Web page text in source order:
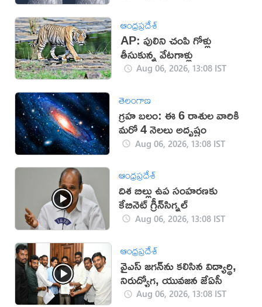
ఆంధ్రప్రదేశ్
AP: పులిని చంపి గోళ్లు
తీసుకున్న వేటగాళ్లు
Aug 06, 2026, 13:08 IST
తెలంగాణ
గ్రహ బలం: ఈ 6 రాశుల వారికి
మరో 4 నెలలు అదృష్టం
Aug 06, 2026, 13:08 IST
ఆంధ్రప్రదేశ్
దిశ బిల్లు ఉప సంహ‌ర‌ణ‌కు
కేబినెట్ గ్రీన్‌సిగ్న‌ల్‌
Aug 06, 2026, 13:08 IST
ఆంధ్రప్రదేశ్
వైఎస్‌ జగన్‌ను కలిసిన విద్యార్థి,
నిరుద్యోగ, యువజన జేఏసీ
Aug 06, 2026, 13:08 IST